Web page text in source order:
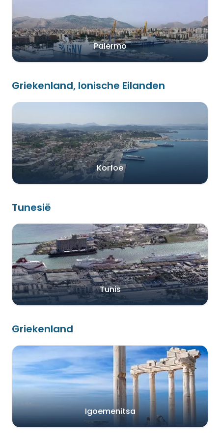
Palermo
Griekenland, Ionische Eilanden
Korfoe
Tunesië
Tunis
Griekenland
Igoemenitsa